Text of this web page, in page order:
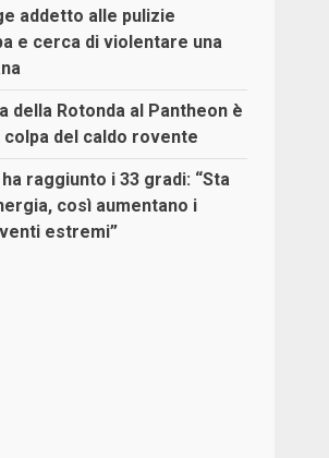
addetto alle pulizie
e cerca di violentare una
della Rotonda al Pantheon è
del caldo rovente
raggiunto i 33 gradi: “Sta
così aumentano i
estremi”